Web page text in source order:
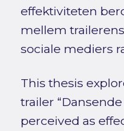
effektiviteten
mellem
sociale mediers
This thesis
trailer
perceived as